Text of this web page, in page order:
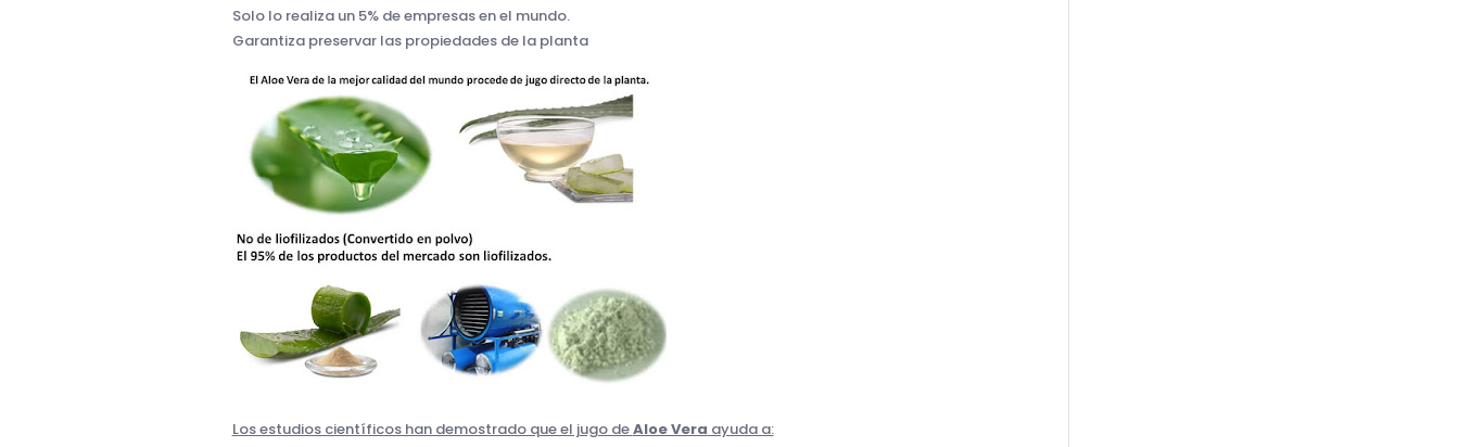
Solo lo realiza un 5% de empresas en el mundo.
Garantiza preservar las propiedades de la planta
Los estudios científicos han demostrado que el jugo deAloe Vera ayuda a: